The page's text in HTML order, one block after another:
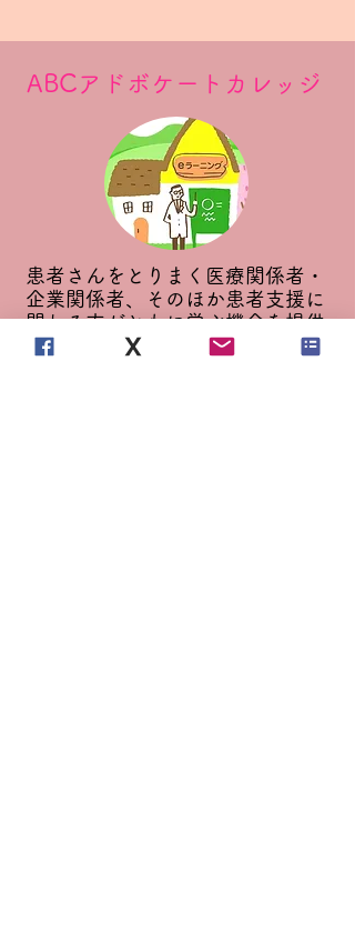
​ABCアドボケートカレッジ
患者さんをとりまく医療関係者・
企業関係者、そのほか患者支援に
関わる方がともに学ぶ機会を提供
します。